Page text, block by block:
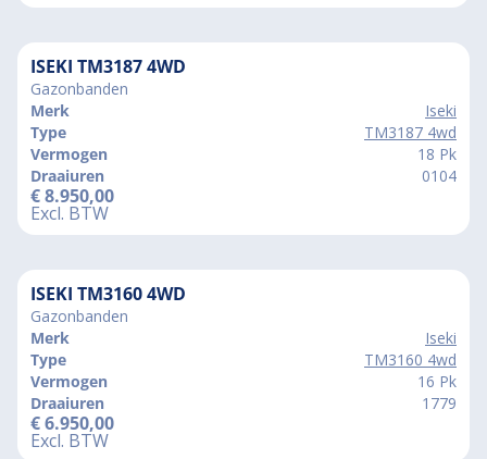
ISEKI TM3187 4WD
Gazonbanden
Merk
Iseki
Type
TM3187 4wd
Vermogen
18 Pk
Draaiuren
0104
€8.950,00
Excl. BTW
ISEKI TM3160 4WD
Gazonbanden
Merk
Iseki
Type
TM3160 4wd
Vermogen
16 Pk
Draaiuren
1779
€6.950,00
Excl. BTW